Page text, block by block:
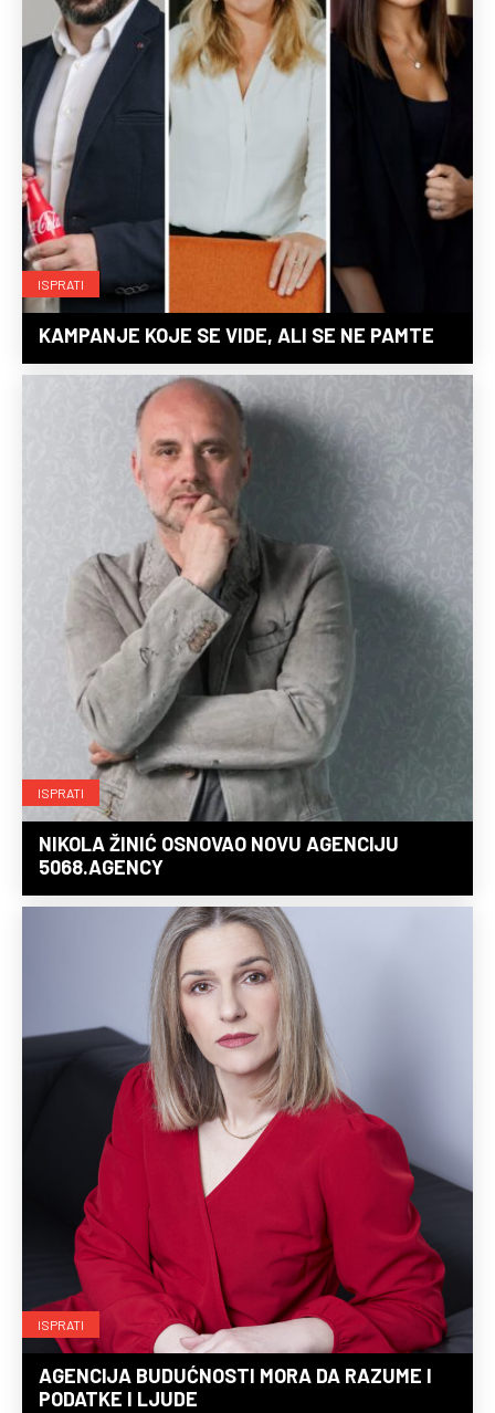
ISPRATI
KAMPANJE KOJE SE VIDE, ALI SE NE PAMTE
ISPRATI
NIKOLA ŽINIĆ OSNOVAO NOVU AGENCIJU
5068.AGENCY
ISPRATI
AGENCIJA BUDUĆNOSTI MORA DA RAZUME I
PODATKE I LJUDE